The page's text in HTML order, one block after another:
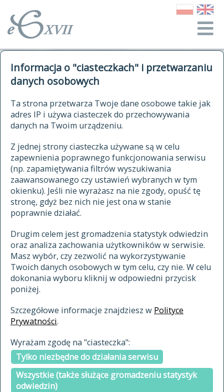
Informacja o "ciasteczkach" i przetwarzaniu
danych osobowych
Ta strona przetwarza Twoje dane osobowe takie jak
adres IP i używa ciasteczek do przechowywania
danych na Twoim urządzeniu.
Z jednej strony ciasteczka używane są w celu
zapewnienia poprawnego funkcjonowania serwisu
(np. zapamiętywania filtrów wyszukiwania
zaawansowanego czy ustawień wybranych w tym
okienku). Jeśli nie wyrażasz na nie zgody, opuść tę
stronę, gdyż bez nich nie jest ona w stanie
poprawnie działać.
Drugim celem jest gromadzenia statystyk odwiedzin
oraz analiza zachowania użytkowników w serwisie.
Masz wybór, czy zezwolić na wykorzystywanie
Twoich danych osobowych w tym celu, czy nie. W celu
dokonania wyboru kliknij w odpowiedni przycisk
poniżej.
Szczegółowe informacje znajdziesz w Polityce
Prywatności.
Wyrażam zgodę na "ciasteczka":
Tylko niezbędne do działania serwisu
Wszystkie (także służące gromadzeniu statystyk
odwiedzin)
autorzy Słownika
historia
publikacje
źródła
autorzy tekstów źródłowych
zasady opracowania
statystyki
najnowsze hasła
ostatnio zmodyfikowane hasła
materiały archiwalne
cytowanie
kontakt
kwerendy
jak cytować Słownik
ELEKTRONICZNY SŁOWNIK
JĘZYKA POLSKIEGO
XVII I XVIII WIEKU
znajdź hasła
zaczynające się od
indeksie
a fronte
a tergo